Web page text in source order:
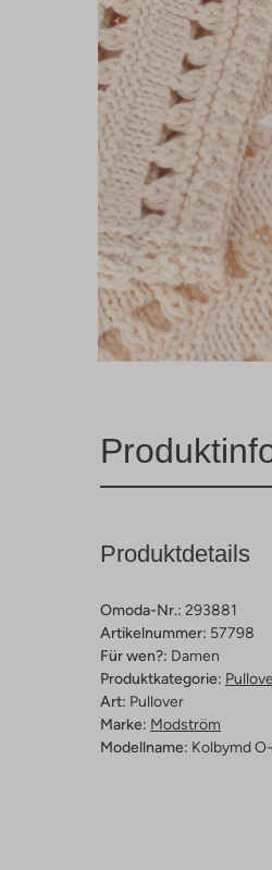
Produktdetails
Omoda-Nr.: 293881
Artikelnummer: 57798
Für wen?: Damen
Produktkategorie:
Art: Pullover
Marke: Modström
Modellname: Kolbymd